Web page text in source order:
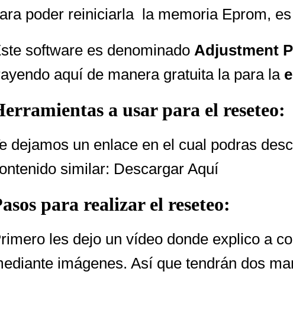
poder reiniciarla la memoria Eprom,
software es denominado Adjustment
aquí de manera gratuita la para la
a usar para el reseteo:
dejamos un enlace en el cual podras
similar: Descargar Aquí
para realizar el reseteo:
les dejo un vídeo donde explico a
imágenes. Así que tendrán dos